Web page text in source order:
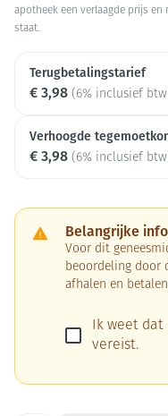
apotheek een verlaagde prijs
staat.
Terugbetalingstarief
€ 3,98 (6% inclusief
Verhoogde
€ 3,98 (6% inclusief
Belangrijke
Voor dit
beoordeling door
afhalen en
Ik weet
vereist.